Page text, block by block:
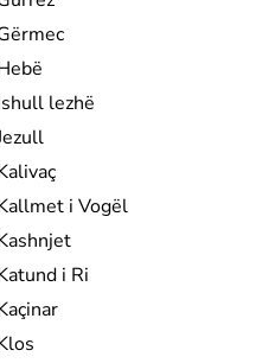
lezhë
i Vogël
i Ri